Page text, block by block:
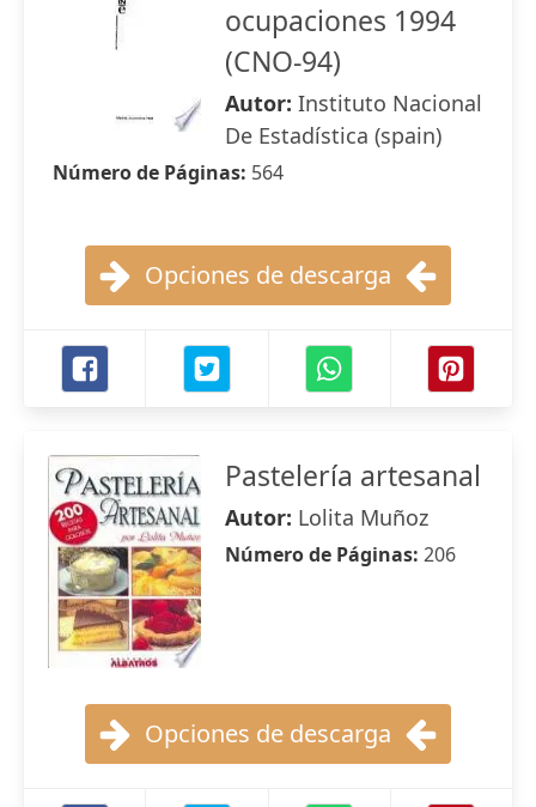
ocupaciones 1994
(CNO-94)
Autor: Instituto Nacional
De Estadística (spain)
Número de Páginas: 564
Opciones de descarga
Pastelería artesanal
Autor: Lolita Muñoz
Número de Páginas: 206
Opciones de descarga